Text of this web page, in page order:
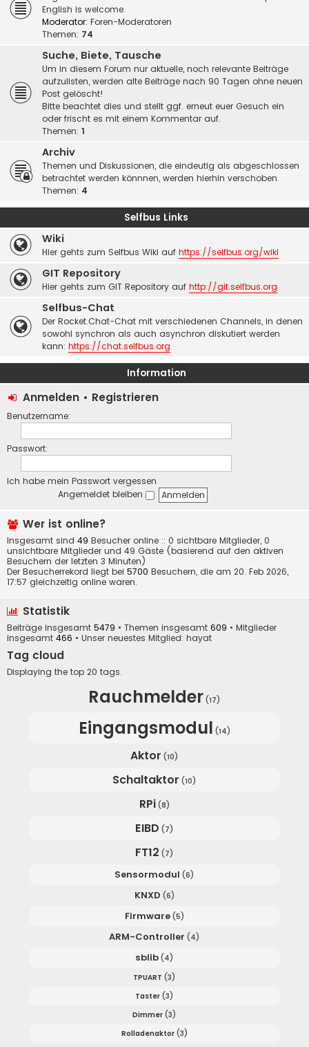
English is welcome.
Moderator: Foren-Moderatoren
Themen: 74
Suche, Biete, Tausche
Um in diesem Forum nur aktuelle, noch relevante Beiträge
aufzulisten, werden alte Beiträge nach 90 Tagen ohne neuen
Post gelöscht!
Bitte beachtet dies und stellt ggf. erneut euer Gesuch ein
oder frischt es mit einem Kommentar auf.
Themen: 1
Archiv
Themen und Diskussionen, die eindeutig als abgeschlossen
betrachtet werden könnnen, werden hierhin verschoben.
Themen: 4
Selfbus Links
Wiki
Hier gehts zum Selfbus Wiki auf https://selfbus.org/wiki
GIT Repository
Hier gehts zum GIT Repository auf http://git.selfbus.org
Selfbus-Chat
Der Rocket.Chat-Chat mit verschiedenen Channels, in denen
sowohl synchron als auch asynchron diskutiert werden
kann: https://chat.selfbus.org
Information
Anmelden • Registrieren
Benutzername:
Passwort:
Ich habe mein Passwort vergessen
Angemeldet bleiben
Wer ist online?
Insgesamt sind 49 Besucher online :: 0 sichtbare Mitglieder, 0
unsichtbare Mitglieder und 49 Gäste (basierend auf den aktiven
Besuchern der letzten 3 Minuten)
Der Besucherrekord liegt bei 5700 Besuchern, die am 20. Feb 2026,
17:57 gleichzeitig online waren.
Statistik
Beiträge insgesamt 5479 • Themen insgesamt 609 • Mitglieder
insgesamt 466 • Unser neuestes Mitglied: hayat
Tag cloud
Displaying the top 20 tags.
Rauchmelder (17)
Eingangsmodul (14)
Aktor (10)
Schaltaktor (10)
RPi (8)
EIBD (7)
FT12 (7)
Sensormodul (6)
KNXD (6)
Firmware (5)
ARM-Controller (4)
sblib (4)
TPUART (3)
Taster (3)
Dimmer (3)
Rolladenaktor (3)